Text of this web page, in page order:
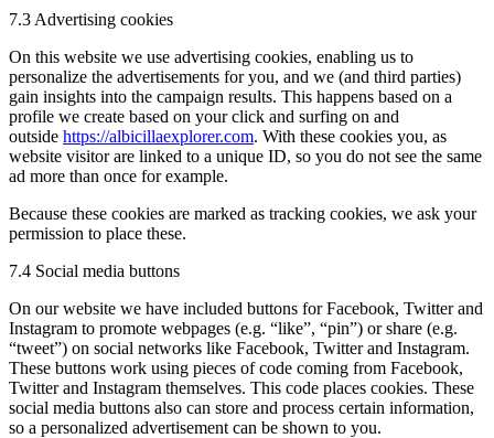
7.3 Advertising cookies
On this website we use advertising cookies, enabling us to
personalize the advertisements for you, and we (and third parties)
gain insights into the campaign results. This happens based on a
profile we create based on your click and surfing on and
outside https://albicillaexplorer.com. With these cookies you, as
website visitor are linked to a unique ID, so you do not see the same
ad more than once for example.
Because these cookies are marked as tracking cookies, we ask your
permission to place these.
7.4 Social media buttons
On our website we have included buttons for Facebook, Twitter and
Instagram to promote webpages (e.g. “like”, “pin”) or share (e.g.
“tweet”) on social networks like Facebook, Twitter and Instagram.
These buttons work using pieces of code coming from Facebook,
Twitter and Instagram themselves. This code places cookies. These
social media buttons also can store and process certain information,
so a personalized advertisement can be shown to you.